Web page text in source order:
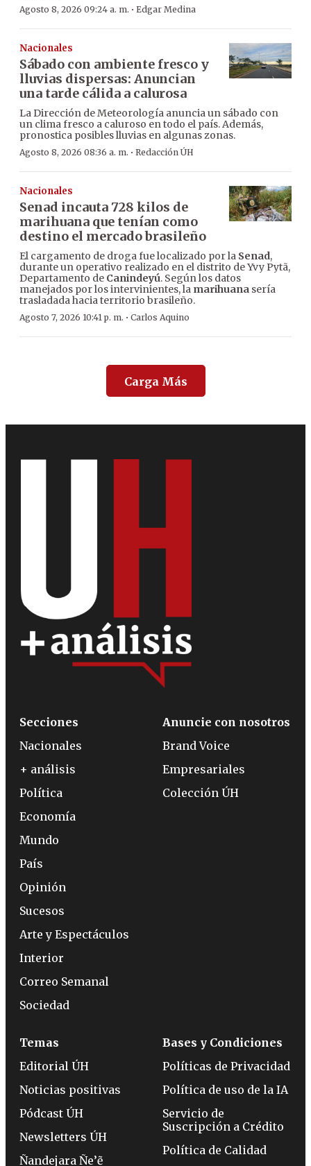
Agosto 8, 2026 09:24 a. m. · Edgar Medina
Nacionales
Sábado con ambiente fresco y
lluvias dispersas: Anuncian
una tarde cálida a calurosa
La Dirección de Meteorología anuncia un sábado con
un clima fresco a caluroso en todo el país. Además,
pronostica posibles lluvias en algunas zonas.
Agosto 8, 2026 08:36 a. m. · Redacción ÚH
Nacionales
Senad incauta 728 kilos de
marihuana que tenían como
destino el mercado brasileño
El cargamento de droga fue localizado por la Senad,
durante un operativo realizado en el distrito de Yvy Pytã,
Departamento de Canindeyú. Según los datos
manejados por los intervinientes, la marihuana sería
trasladada hacia territorio brasileño.
Agosto 7, 2026 10:41 p. m. · Carlos Aquino
Carga Más
Secciones
Nacionales
+ análisis
Política
Economía
Mundo
País
Opinión
Sucesos
Arte y Espectáculos
Interior
Correo Semanal
Sociedad
Anuncie con nosotros
Brand Voice
Empresariales
Colección ÚH
Temas
Editorial ÚH
Noticias positivas
Pódcast ÚH
Newsletters ÚH
Ñandejara Ñe’ẽ
Bases y Condiciones
Políticas de Privacidad
Política de uso de la IA
Servicio de
Suscripción a Crédito
Política de Calidad